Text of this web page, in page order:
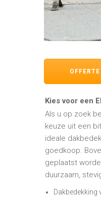
Kies voor een
Als u op zoek
keuze uit een
ideale
goedkoop.
geplaatst
duurzaam,
Dakbedekking